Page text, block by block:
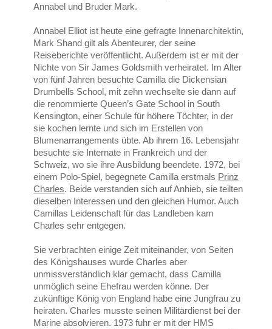
Annabel und Bruder Mark.
Annabel Elliot ist heute eine gefragte Innenarchitektin,
Mark Shand gilt als Abenteurer, der seine
Reiseberichte veröffentlicht. Außerdem ist er mit der
Nichte von Sir James Goldsmith verheiratet. Im Alter
von fünf Jahren besuchte Camilla die Dickensian
Drumbells School, mit zehn wechselte sie dann auf
die renommierte Queen’s Gate School in South
Kensington, einer Schule für höhere Töchter, in der
sie kochen lernte und sich im Erstellen von
Blumenarrangements übte. Ab ihrem 16. Lebensjahr
besuchte sie Internate in Frankreich und der
Schweiz, wo sie ihre Ausbildung beendete. 1972, bei
einem Polo-Spiel, begegnete Camilla erstmals Prinz
Charles. Beide verstanden sich auf Anhieb, sie teilten
dieselben Interessen und den gleichen Humor. Auch
Camillas Leidenschaft für das Landleben kam
Charles sehr entgegen.
Sie verbrachten einige Zeit miteinander, von Seiten
des Königshauses wurde Charles aber
unmissverständlich klar gemacht, dass Camilla
unmöglich seine Ehefrau werden könne. Der
zukünftige König von England habe eine Jungfrau zu
heiraten. Charles musste seinen Militärdienst bei der
Marine absolvieren. 1973 fuhr er mit der HMS